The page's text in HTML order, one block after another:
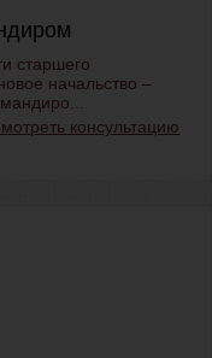
старшего
начальство –
консультацию